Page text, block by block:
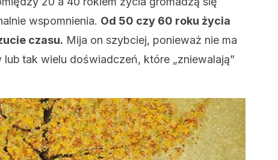
wspomnienia. Od 50 czy 60 roku życia
czasu. Mija on szybciej, ponieważ nie ma
lub tak wielu doświadczeń, które „zniewalają”